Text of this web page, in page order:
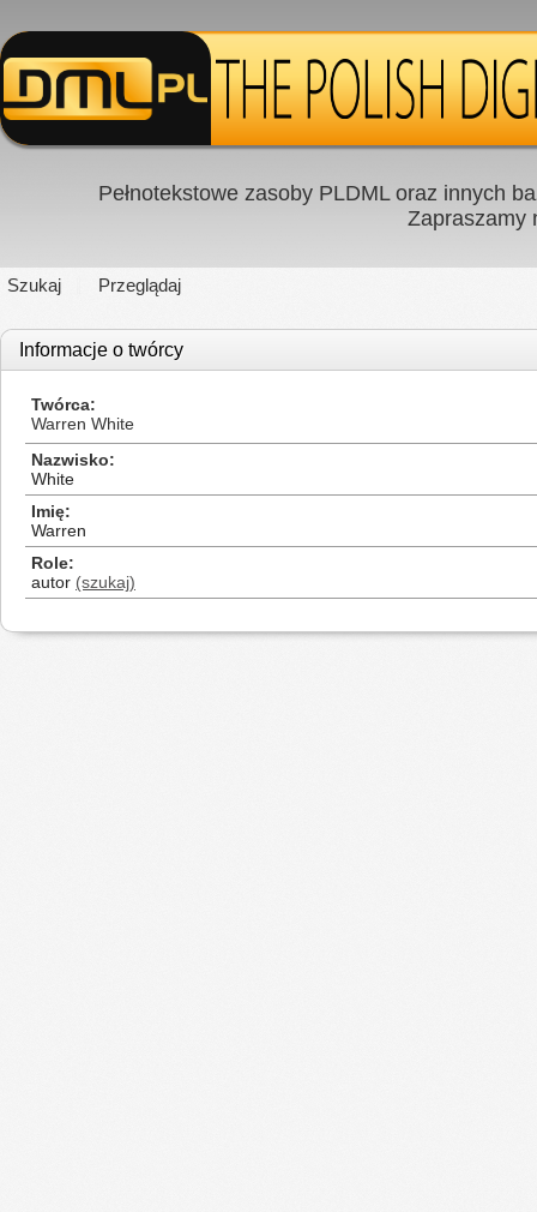
Pełnotekstowe zasoby PLDML oraz innych
Zapraszamy
Szukaj Przeglądaj
Informacje o twórcy
Twórca
Warren White
Nazwisko
White
Imię
Warren
Role
autor (szukaj)